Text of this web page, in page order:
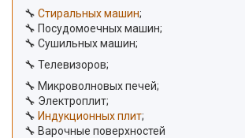
🔧 Стиральных машин;
🔧 Посудомоечных машин;
🔧 Сушильных машин;
🔧 Телевизоров;
🔧 Микроволновых печей;
🔧 Электроплит;
🔧 Индукционных плит;
🔧 Варочные поверхностей